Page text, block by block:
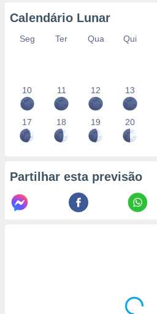
Calendário Lunar
Seg Ter Qua Qui
10 11 12 13
17 18 19 20
Partilhar esta previsão